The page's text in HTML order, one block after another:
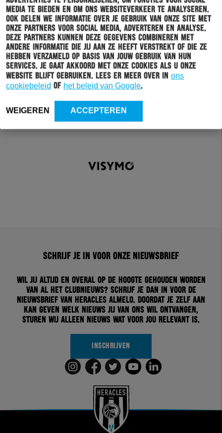
media te bieden en om ons websiteverkeer te analyseren.
Ook delen we informatie over je gebruik van onze site met
onze partners voor social media, adverteren en analyse.
Deze partners kunnen deze gegevens combineren met
andere informatie die jij aan ze heeft verstrekt of die ze
hebben verzameld op basis van jouw gebruik van hun
services. Je gaat akkoord met onze cookies als u onze
website blijft gebruiken. Lees er meer over in ons
cookiebeleid of het beleid van Google.
WEIGEREN ACCEPTEREN
Schrijf je in voor onze nieuwsbrief
Wil jij altijd en overal op de hoogte gehouden worden
van al het clubnieuws? Schrijf je dan in voor de
nieuwsbrief van Heracles Almelo. Doordat je zelf aan
kan geven welk nieuws jij van ons wil ontvangen,
sturen wij alleen nieuws wat voor jou relevant is.
INSCHRIJVEN